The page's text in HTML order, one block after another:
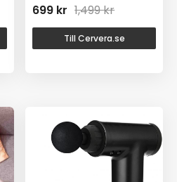
1,499kr
699 kr
Till Cervera.se